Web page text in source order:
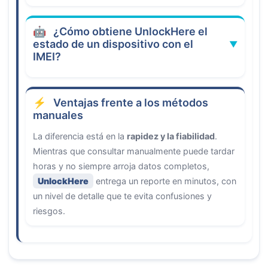
UnlockHere
¿Cómo obtiene UnlockHere el
estado de un dispositivo con el
IMEI?
Ventajas frente a los métodos
manuales
La diferencia está en la rapidez y la fiabilidad.
Mientras que consultar manualmente puede tardar
horas y no siempre arroja datos completos,
UnlockHere
entrega un reporte en minutos, con
un nivel de detalle que te evita confusiones y
riesgos.